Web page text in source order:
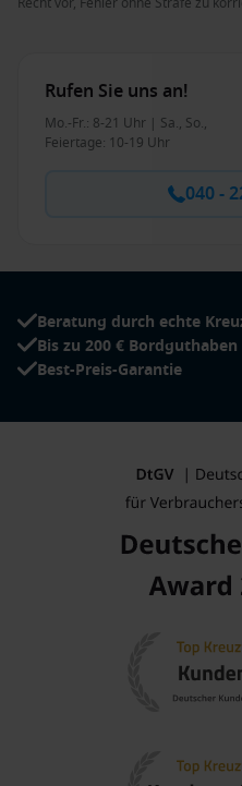
Rufen Sie uns an!
Mo.-Fr.: 8-21 Uhr | Sa., So.,
Feiertage: 10-19 Uhr
040 -
Beratung durch echte
Bis zu 200 € Bordguthaben
Best-Preis-Garantie